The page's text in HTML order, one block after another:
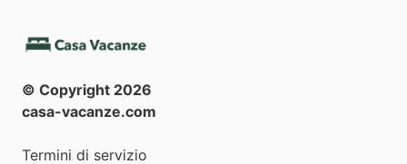
© Copyright 2026
casa-vacanze.com
Termini di servizio